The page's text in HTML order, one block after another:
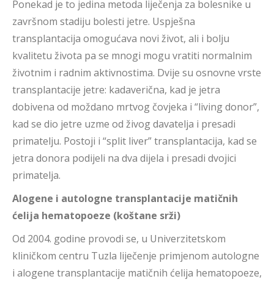
Ponekad je to jedina metoda liječenja za bolesnike u
završnom stadiju bolesti jetre. Uspješna
transplantacija omogućava novi život, ali i bolju
kvalitetu života pa se mnogi mogu vratiti normalnim
životnim i radnim aktivnostima. Dvije su osnovne vrste
transplantacije jetre: kadaverična, kad je jetra
dobivena od moždano mrtvog čovjeka i “living donor”,
kad se dio jetre uzme od živog davatelja i presadi
primatelju. Postoji i “split liver” transplantacija, kad se
jetra donora podijeli na dva dijela i presadi dvojici
primatelja.
Alogene i autologne transplantacije matičnih
ćelija hematopoeze (koštane srži)
Od 2004. godine provodi se, u Univerzitetskom
kliničkom centru Tuzla liječenje primjenom autologne
i alogene transplantacije matičnih ćelija hematopoeze,